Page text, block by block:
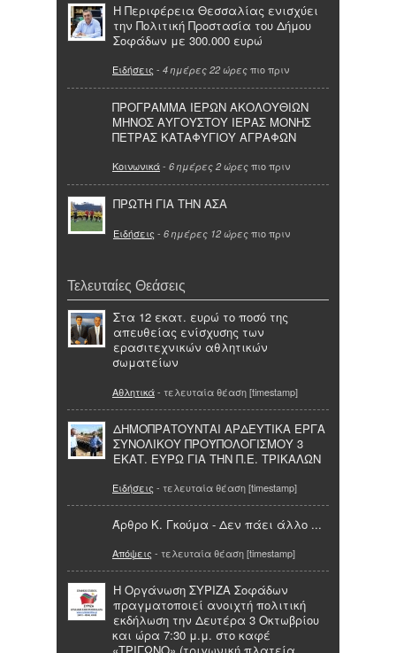
Η Περιφέρεια Θεσσαλίας ενισχύει
την Πολιτική Προστασία του Δήμου
Σοφάδων με 300.000 ευρώ
Ειδήσεις - 4 ημέρες 22 ώρες πιο πριν
ΠΡΟΓΡΑΜΜΑ ΙΕΡΩΝ ΑΚΟΛΟΥΘΙΩΝ
ΜΗΝΟΣ ΑΥΓΟΥΣΤΟΥ ΙΕΡΑΣ ΜΟΝΗΣ
ΠΕΤΡΑΣ ΚΑΤΑΦΥΓΙΟΥ ΑΓΡΑΦΩΝ
Κοινωνικά- 6 ημέρες 2 ώρες πιο πριν
ΠΡΩΤΗ ΓΙΑ ΤΗΝ ΑΣΑ
Ειδήσεις - 6 ημέρες 12 ώρες πιο πριν
Τελευταίες Θεάσεις
Στα 12 εκατ. ευρώ το ποσό της
απευθείας ενίσχυσης των
ερασιτεχνικών αθλητικών
σωματείων
Αθλητικά- τελευταία θέαση [timestamp]
ΔΗΜΟΠΡΑΤΟΥΝΤΑΙ ΑΡΔΕΥΤΙΚΑ ΕΡΓΑ
ΣΥΝΟΛΙΚΟΥ ΠΡΟΫΠΟΛΟΓΙΣΜΟΥ 3
ΕΚΑΤ. ΕΥΡΩ ΓΙΑ ΤΗΝ Π.Ε. ΤΡΙΚΑΛΩΝ
Ειδήσεις - τελευταία θέαση [timestamp]
Άρθρο Κ. Γκούμα - Δεν πάει άλλο ...
Απόψεις - τελευταία θέαση [timestamp]
Η Οργάνωση ΣΥΡΙΖΑ Σοφάδων
πραγματοποιεί ανοιχτή πολιτική
εκδήλωση την Δευτέρα 3 Οκτωβρίου
και ώρα 7:30 μ.μ. στο καφέ